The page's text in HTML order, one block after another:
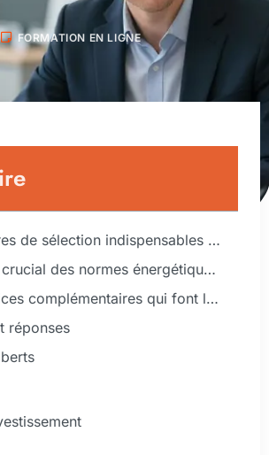
FORMATION EN LIGNE
Les critères de sélection indispensables pour reconnaître un organisme de formation sérieux
L’impact crucial des normes énergétiques et de la rénovation
Les services complémentaires qui font la différence pour réussir son achat immobilier
réponses